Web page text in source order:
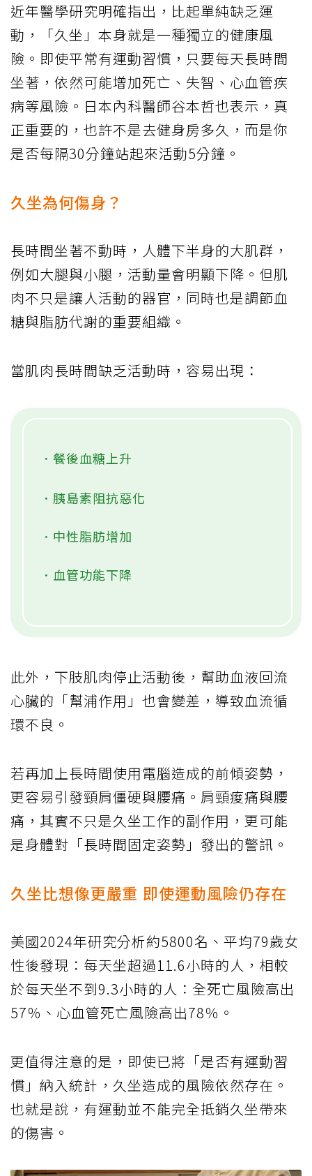
近年醫學研究明確指出，比起單純缺乏運
動，「久坐」本身就是一種獨立的健康風
險。即使平常有運動習慣，只要每天長時間
坐著，依然可能增加死亡、失智、心血管疾
病等風險。日本內科醫師谷本哲也表示 ，真
正重要的，也許不是去健身房多久，而是你
是否每隔30分鐘站起來活動5分鐘。
久坐為何傷身？
長時間坐著不動時，人體下半身的大肌群，
例如大腿與小腿，活動量會明顯下降。但肌
肉不只是讓人活動的器官，同時也是調節血
糖與脂肪代謝的重要組織。
當肌肉長時間缺乏活動時，容易出現：
．餐後血糖上升
．胰島素阻抗惡化
．中性脂肪增加
．血管功能下降
此外，下肢肌肉停止活動後，幫助血液回流
心臟的「幫浦作用」也會變差，導致血流循
環不良。
若再加上長時間使用電腦造成的前傾姿勢，
更容易引發頸肩僵硬與腰痛。肩頸痠痛與腰
痛，其實不只是久坐工作的副作用，更可能
是身體對「長時間固定姿勢」發出的警訊。
久坐比想像更嚴重 即使運動風險仍存在
美國2024年研究分析約5800名、平均79歲女
性後發現：每天坐超過11.6小時的人，相較
於每天坐不到9.3小時的人：全死亡風險高出
57％、心血管死亡風險高出78％。
更值得注意的是，即使已將「是否有運動習
慣」納入統計，久坐造成的風險依然存在。
也就是說，有運動並不能完全抵銷久坐帶來
的傷害。